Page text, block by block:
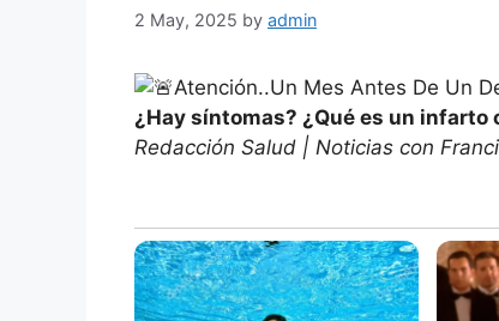
2 May, 2025 by admin
Atención..Un Mes Antes De Un
¿Hay síntomas? ¿Qué es un
Redacción Salud | Noticias con